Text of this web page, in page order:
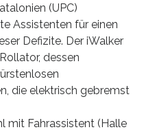
(UPC)
Assistenten für einen
Defizite. Der iWalker
dessen
die elektrisch gebremst
mit Fahrassistent (Halle